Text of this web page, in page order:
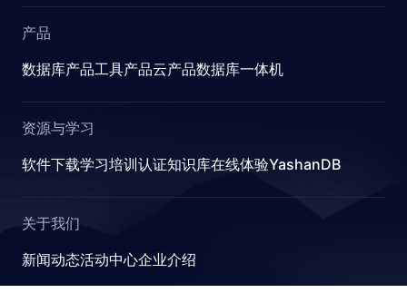
产品
数据库产品工具产品云产品数据库一体机
资源与学习
软件下载学习培训认证知识库在线体验YashanDB
关于我们
新闻动态活动中心企业介绍